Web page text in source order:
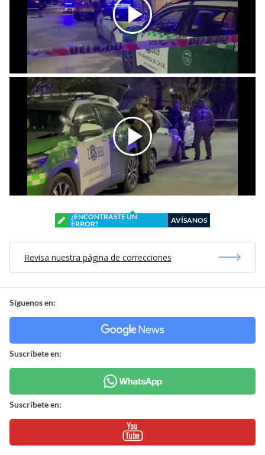
¿ENCONTRASTE UN
ERROR?
AVÍSANOS
Revisa nuestra página de correcciones
Síguenos en:
Suscríbete en:
Suscríbete en: